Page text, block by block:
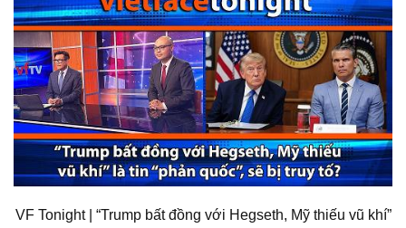
VF Tonight | “Trump bất đồng với Hegseth, Mỹ thiếu vũ khí”